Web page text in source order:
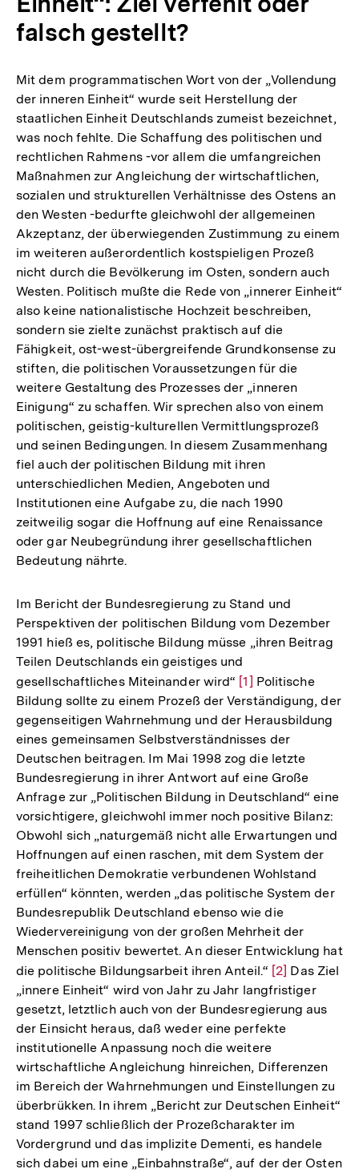
falsch gestellt?
Mit dem programmatischen Wort von der „Vollendung
der inneren Einheit“ wurde seit Herstellung der
staatlichen Einheit Deutschlands zumeist bezeichnet,
was noch fehlte. Die Schaffung des politischen und
rechtlichen Rahmens -vor allem die umfangreichen
Maßnahmen zur Angleichung der wirtschaftlichen,
sozialen und strukturellen Verhältnisse des Ostens an
den Westen -bedurfte gleichwohl der allgemeinen
Akzeptanz, der überwiegenden Zustimmung zu einem
im weiteren außerordentlich kostspieligen Prozeß
nicht durch die Bevölkerung im Osten, sondern auch
Westen. Politisch mußte die Rede von „innerer Einheit“
also keine nationalistische Hochzeit beschreiben,
sondern sie zielte zunächst praktisch auf die
Fähigkeit, ost-west-übergreifende Grundkonsense zu
stiften, die politischen Voraussetzungen für die
weitere Gestaltung des Prozesses der „inneren
Einigung“ zu schaffen. Wir sprechen also von einem
politischen, geistig-kulturellen Vermittlungsprozeß
und seinen Bedingungen. In diesem Zusammenhang
fiel auch der politischen Bildung mit ihren
unterschiedlichen Medien, Angeboten und
Institutionen eine Aufgabe zu, die nach 1990
zeitweilig sogar die Hoffnung auf eine Renaissance
oder gar Neubegründung ihrer gesellschaftlichen
Bedeutung nährte.
Im Bericht der Bundesregierung zu Stand und
Perspektiven der politischen Bildung vom Dezember
1991 hieß es, politische Bildung müsse „ihren Beitrag
Teilen Deutschlands ein geistiges und
gesellschaftliches Miteinander wird“ Zur
Auflösung
der
Fußnote
[1] Politische
Bildung sollte zu einem Prozeß der Verständigung, der
gegenseitigen Wahrnehmung und der Herausbildung
eines gemeinsamen Selbstverständnisses der
Deutschen beitragen. Im Mai 1998 zog die letzte
Bundesregierung in ihrer Antwort auf eine Große
Anfrage zur „Politischen Bildung in Deutschland“ eine
vorsichtigere, gleichwohl immer noch positive Bilanz:
Obwohl sich „naturgemäß nicht alle Erwartungen und
Hoffnungen auf einen raschen, mit dem System der
freiheitlichen Demokratie verbundenen Wohlstand
erfüllen“ könnten, werden „das politische System der
Bundesrepublik Deutschland ebenso wie die
Wiedervereinigung von der großen Mehrheit der
Menschen positiv bewertet. An dieser Entwicklung hat
die politische Bildungsarbeit ihren Anteil.“ Zur
Auflösung
der
Fußnote
[2] Das Ziel
„innere Einheit“ wird von Jahr zu Jahr langfristiger
gesetzt, letztlich auch von der Bundesregierung aus
der Einsicht heraus, daß weder eine perfekte
institutionelle Anpassung noch die weitere
wirtschaftliche Angleichung hinreichen, Differenzen
im Bereich der Wahrnehmungen und Einstellungen zu
überbrükken. In ihrem „Bericht zur Deutschen Einheit“
stand 1997 schließlich der Prozeßcharakter im
Vordergrund und das implizite Dementi, es handele
sich dabei um eine „Einbahnstraße“, auf der der Osten